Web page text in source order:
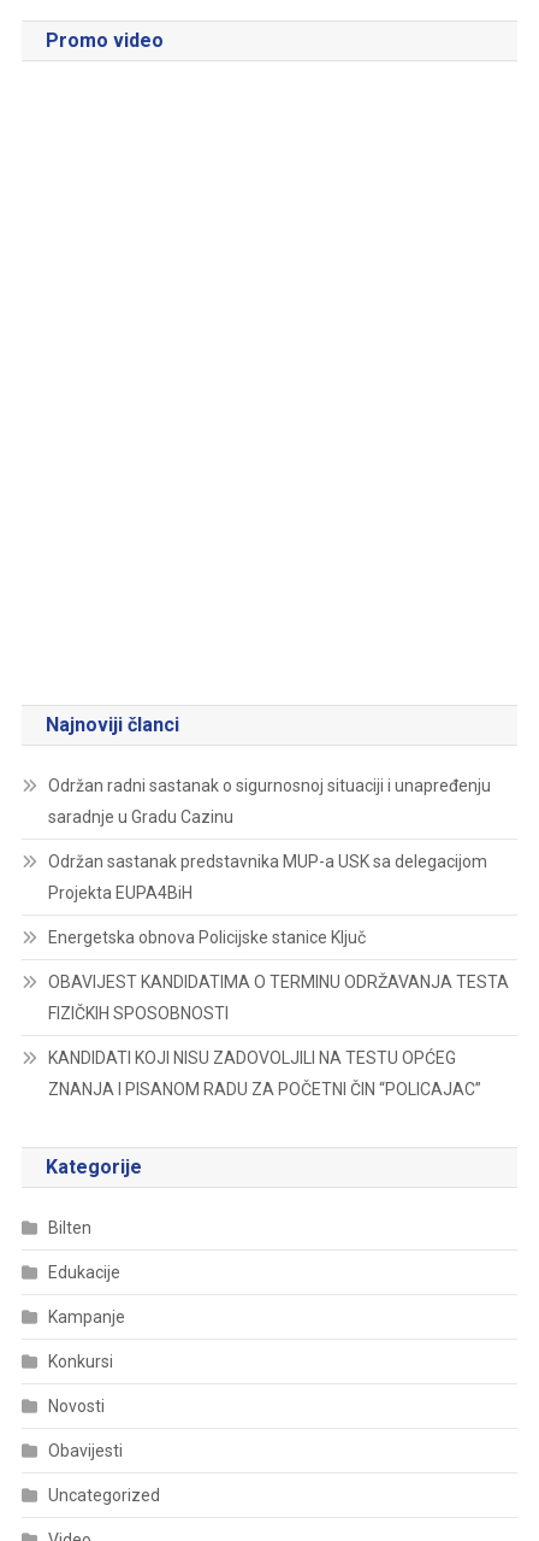
Promo video
Najnoviji članci
Održan radni sastanak o sigurnosnoj situaciji i unapređenju
saradnje u Gradu Cazinu
Održan sastanak predstavnika MUP-a USK sa delegacijom
Projekta EUPA4BiH
Energetska obnova Policijske stanice Ključ
OBAVIJEST KANDIDATIMA O TERMINU ODRŽAVANJA TESTA
FIZIČKIH SPOSOBNOSTI
KANDIDATI KOJI NISU ZADOVOLJILI NA TESTU OPĆEG
ZNANJA I PISANOM RADU ZA POČETNI ČIN “POLICAJAC”
Kategorije
Bilten
Edukacije
Kampanje
Konkursi
Novosti
Obavijesti
Uncategorized